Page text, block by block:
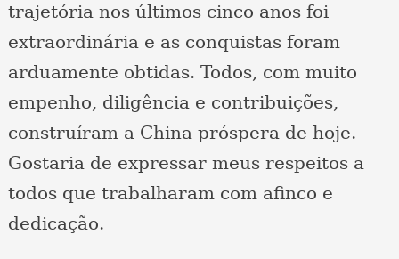
trajetória nos últimos cinco anos foi
extraordinária e as conquistas foram
arduamente obtidas. Todos, com muito
empenho, diligência e contribuições,
construíram a China próspera de hoje.
Gostaria de expressar meus respeitos a
todos que trabalharam com afinco e
dedicação.